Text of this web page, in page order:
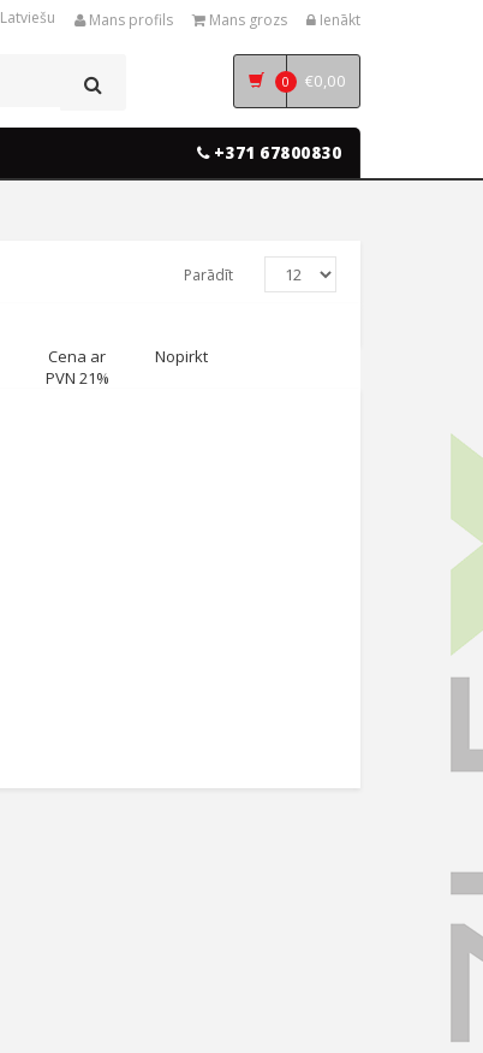
Latviešu Mans profils Mans grozs Ienākt
0 €0,00
+371 67800830
Parādīt
Cena ar
PVN 21%
Nopirkt